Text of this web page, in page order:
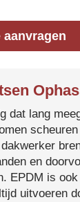
aanvragen
dat lang
en
EPDM is
uitvoeren